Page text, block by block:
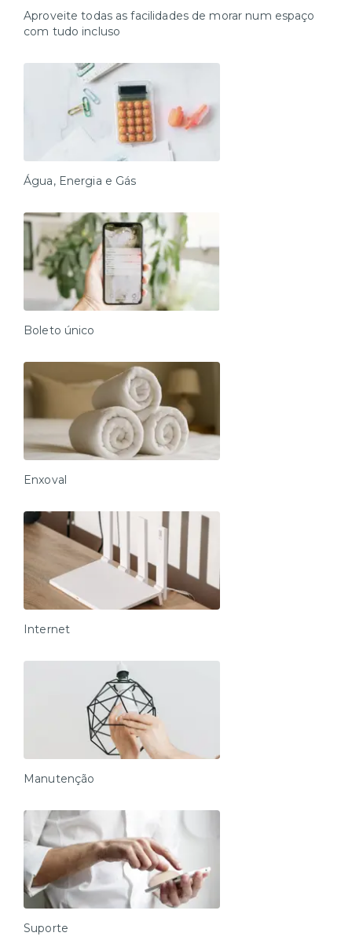
Aproveite todas as facilidades de morar num espaço
com tudo incluso
Água, Energia e Gás
Boleto único
Enxoval
Internet
Manutenção
Suporte